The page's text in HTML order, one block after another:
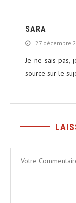
SARA
27 décembre
Je ne sais pas,
source sur le